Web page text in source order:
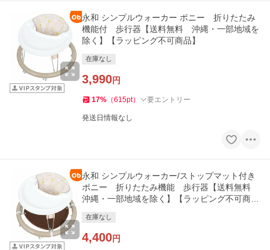
永和 シンプルウォーカー ポニー 折りたたみ
機能付 歩行器【送料無料 沖縄・一部地域を
除く】【ラッピング不可商品】
在庫なし
3,990円
17% （615pt） 要エントリー
発送日情報なし
永和 シンプルウォーカー/ストップマット付き
ポニー 折りたたみ機能 歩行器【送料無料
沖縄・一部地域を除く】【ラッピング不可商
在庫なし
4,400円